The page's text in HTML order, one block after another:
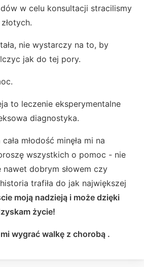
w celu konsultacji stracilismy
nie wystarczy na to, by
jak do tej pory.
to leczenie eksperymentalne
diagnostyka.
młodość minęła mi na
wszystkich o pomoc - nie
dobrym słowem czy
trafiła do jak największej
moją nadzieją i może dzięki
życie!
wygrać walkę z chorobą .